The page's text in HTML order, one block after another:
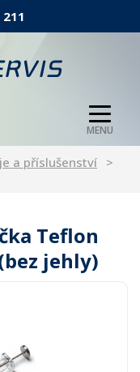
MENU
a příslušenství
Teflon
jehly)